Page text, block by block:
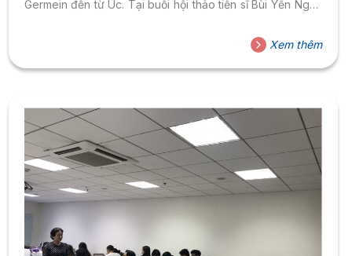
Germein đến từ Úc. Tại buổi hội thảo tiến sĩ Bùi Yến Ngọc
nghiệm nhiều năm nghiên cứu trong lĩnh vực giáo dục của
Xem thêm